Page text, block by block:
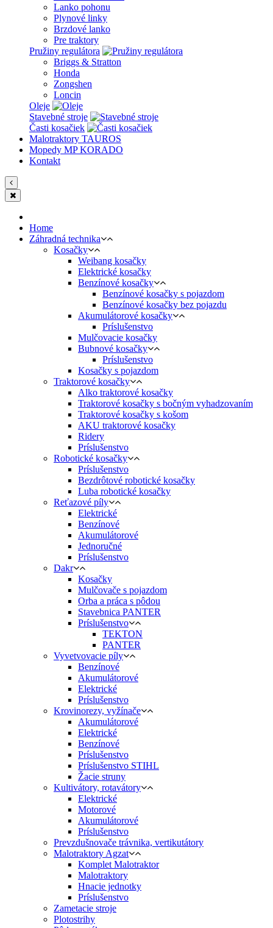
Lanko pohonu
Plynové linky
Brzdové lanko
Pre traktory
Pružiny regulátora
Briggs & Stratton
Honda
Zongshen
Loncin
Oleje
Stavebné stroje
Časti kosačiek
Malotraktory TAUROS
Mopedy MP KORADO
Kontakt
Home
Záhradná technika
Kosačky
Weibang kosačky
Elektrické kosačky
Benzínové kosačky
Benzínové kosačky s pojazdom
Benzínové kosačky bez pojazdu
Akumulátorové kosačky
Príslušenstvo
Mulčovacie kosačky
Bubnové kosačky
Príslušenstvo
Kosačky s pojazdom
Traktorové kosačky
Alko traktorové kosačky
Traktorové kosačky s bočným vyhadzovaním
Traktorové kosačky s košom
AKU traktorové kosačky
Ridery
Príslušenstvo
Robotické kosačky
Príslušenstvo
Bezdrôtové robotické kosačky
Luba robotické kosačky
Reťazové píly
Elektrické
Benzínové
Akumulátorové
Jednoručné
Príslušenstvo
Dakr
Kosačky
Mulčovače s pojazdom
Orba a práca s pôdou
Stavebnica PANTER
Príslušenstvo
TEKTON
PANTER
Vyvetvovacie píly
Benzínové
Akumulátorové
Elektrické
Príslušenstvo
Krovinorezy, vyžínače
Akumulátorové
Elektrické
Benzínové
Príslušenstvo
Príslušenstvo STIHL
Žacie struny
Kultivátory, rotavátory
Elektrické
Motorové
Akumulátorové
Príslušenstvo
Prevzdušnovače trávnika, vertikutátory
Malotraktory Agzat
Komplet Malotraktor
Malotraktory
Hnacie jednotky
Príslušenstvo
Zametacie stroje
Plotostrihy